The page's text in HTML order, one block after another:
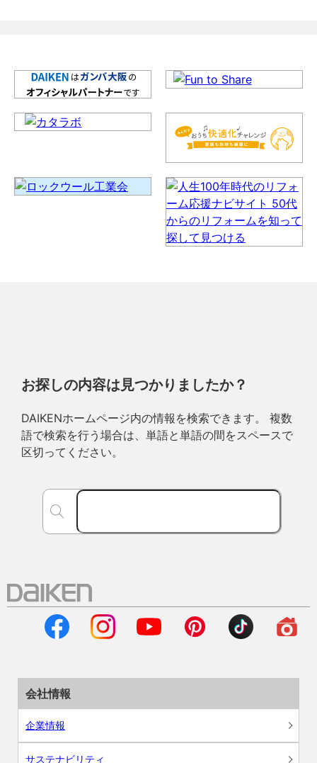
お探しの内容は見つかりましたか？
DAIKENホームページ内の情報を検索できます。 複数
語で検索を行う場合は、単語と単語の間をスペースで
区切ってください。
会社情報
企業情報
サステナビリティ